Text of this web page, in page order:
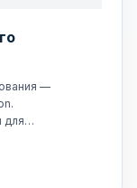
—
для